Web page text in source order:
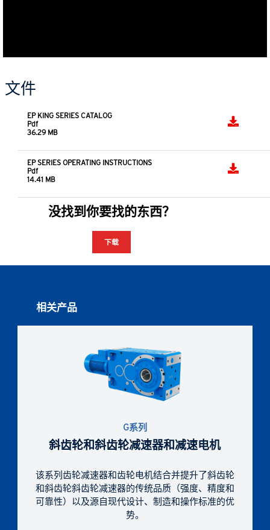
文件
EP KING SERIES CATALOG
Pdf
36.29 MB
EP SERIES OPERATING INSTRUCTIONS
Pdf
14.41 MB
没找到你要找的东西？
下载
相关产品
G系列
斜齿轮和斜齿轮减速器和减速电机
该系列齿轮减速器和齿轮电机结合并提升了斜齿轮
和斜齿轮斜齿轮减速器的传统品质（强度、精度和
可靠性）以及源自现代设计、制造和操作标准的优
势。